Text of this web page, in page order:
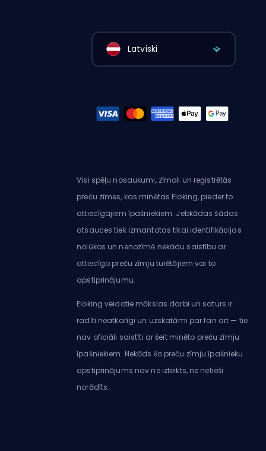
Latviski
Visi spēļu nosaukumi, zīmoli un reģistrētās
preču zīmes, kas minētas Eloking, pieder to
attiecīgajiem īpašniekiem. Jebkādas šādas
atsauces tiek izmantotas tikai identifikācijas
nolūkos un nenozīmē nekādu saistību ar
attiecīgo preču zīmju turētājiem vai to
apstiprinājumu.
Eloking veidotie mākslas darbi un saturs ir
radīti neatkarīgi un uzskatāmi par fan art — tie
nav oficiāli saistīti ar šeit minēto preču zīmju
īpašniekiem. Nekāds šo preču zīmju īpašnieku
apstiprinājums nav ne izteikts, ne netieši
norādīts.